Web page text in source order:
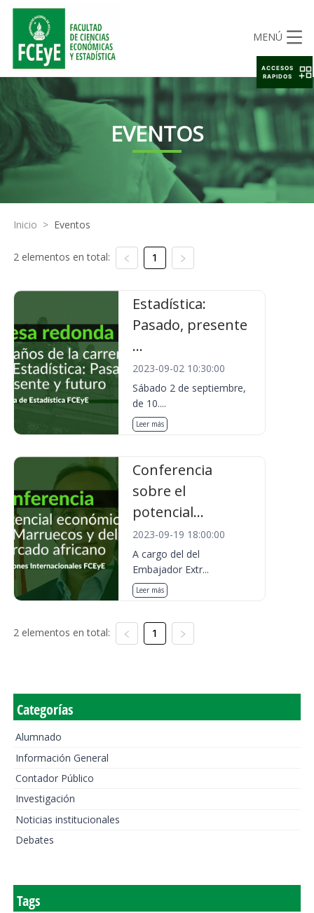
MENÚ
EVENTOS
Inicio > Eventos
2 elementos en total: 1
Estadística:
Pasado, presente
...
2023-09-02 10:30:00
Sábado 2 de septiembre,
de 10....
Leer más
Conferencia
sobre el
potencial...
2023-09-19 18:00:00
A cargo del del
Embajador Extr...
Leer más
2 elementos en total: 1
Categorías
Alumnado
Información General
Contador Público
Investigación
Noticias institucionales
Debates
Tags
ACCESOS
RAPIDOS